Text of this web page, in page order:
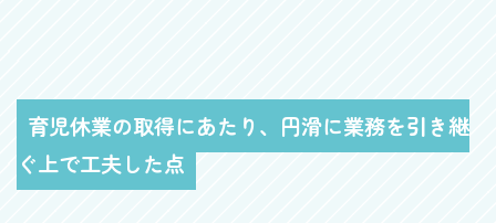
育児休業の取得にあたり、円滑に業務を引き継
ぐ上で工夫した点